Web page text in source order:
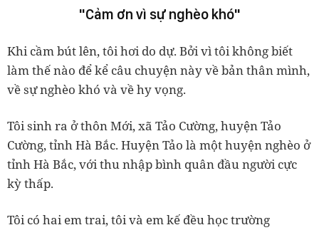
"Cảm ơn vì sự nghèo khó"
Khi cầm bút lên, tôi hơi do dự. Bởi vì tôi không biết
làm thế nào để kể câu chuyện này về bản thân mình,
về sự nghèo khó và về hy vọng.
Tôi sinh ra ở thôn Mới, xã Tảo Cường, huyện Tảo
Cường, tỉnh Hà Bắc. Huyện Tảo là một huyện nghèo ở
tỉnh Hà Bắc, với thu nhập bình quân đầu người cực
kỳ thấp.
Tôi có hai em trai, tôi và em kế đều học trường